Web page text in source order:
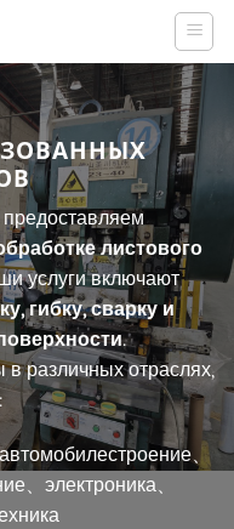
листового
услуги включают
гибку, сварку и
.
различных отраслях,
、
、электроника、